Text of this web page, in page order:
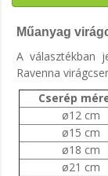
Műanyag
A választékban
Ravenna
Cserép
ø12 cm
ø15 cm
ø18 cm
ø21 cm